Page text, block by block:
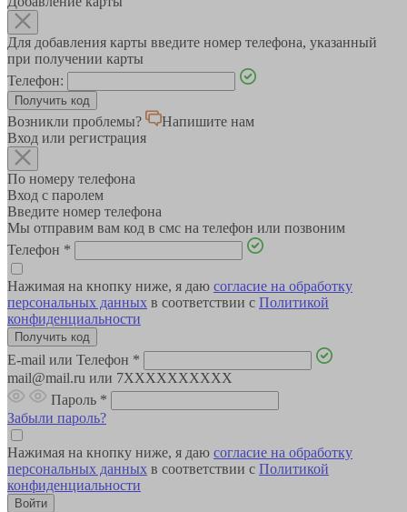
Для добавления карты введите номер телефона, указанный
при получении карты
Телефон:
Возникли проблемы?
Напишите нам
Вход или регистрация
По номеру телефона
Вход с паролем
Введите номер телефона
Мы отправим вам код в смс на телефон или позвоним
Телефон *
Нажимая на кнопку ниже, я даю согласие на обработку
персональных данных в соответствии с Политикой
конфиденциальности
E-mail или Телефон *
mail@mail.ru или 7XXXXXXXXXX
Пароль *
Забыли пароль?
Нажимая на кнопку ниже, я даю согласие на обработку
персональных данных в соответствии с Политикой
конфиденциальности